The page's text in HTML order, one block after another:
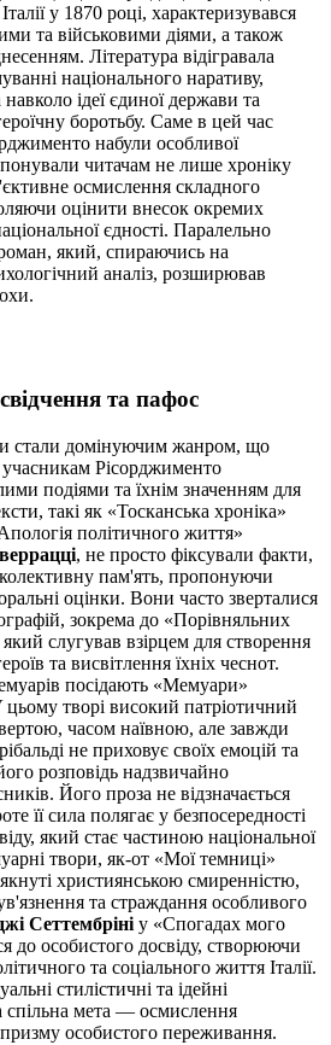
у 1870 році, характеризувався
та військовими діями, а також
Література відігравала
національного наративу,
навколо ідеї єдиної держави та
боротьбу. Саме в цей час
набули особливої
читачам не лише хроніку
осмислення складного
оцінити внесок окремих
єдності. Паралельно
який, спираючись на
аналіз, розширював
та пафос
стали домінуючим жанром, що
учасникам Рісорджименто
подіями та їхнім значенням для
такі як «Тосканська хроніка»
політичного життя»
, не просто фіксували факти,
пам'ять, пропонуючи
оцінки. Вони часто зверталися
зокрема до «Порівняльних
який слугував взірцем для створення
та висвітлення їхніх чеснот.
посідають «Мемуари»
цьому творі високий патріотичний
часом наївною, але завжди
не приховує своїх емоцій та
розповідь надзвичайно
Його проза не відзначається
її сила полягає у безпосередності
який стає частиною національної
твори, як-от «Мої темниці»
християнською смиренністю,
та страждання особливого
Сеттембріні у «Спогадах мого
до особистого досвіду, створюючи
та соціального життя Італії.
стилістичні та ідейні
спільна мета — осмислення
призму особистого переживання.